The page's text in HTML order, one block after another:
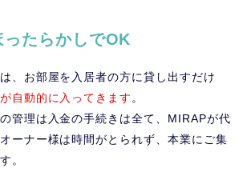
ったらかしでOK
、お部屋を入居者の方に貸し出すだけ
自動的に入ってきます。
管理は入金の手続きは全て、MIRAPが代
ーナー様は時間がとられず、本業にご集
。